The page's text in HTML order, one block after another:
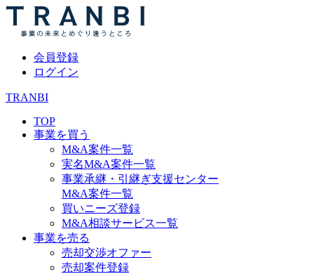
会員登録
ログイン
TRANBI
TOP
事業を買う
M&A案件一覧
実名M&A案件一覧
事業承継・引継ぎ支援センター
M&A案件一覧
買いニーズ登録
M&A相談サービス一覧
事業を売る
売却交渉オファー
売却案件登録